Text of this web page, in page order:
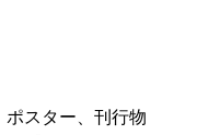
スター、刊行物